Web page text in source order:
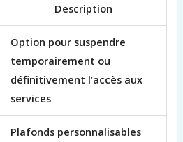
Description
Option pour suspendre
temporairement ou
définitivement l’accès aux
services
Plafonds personnalisables